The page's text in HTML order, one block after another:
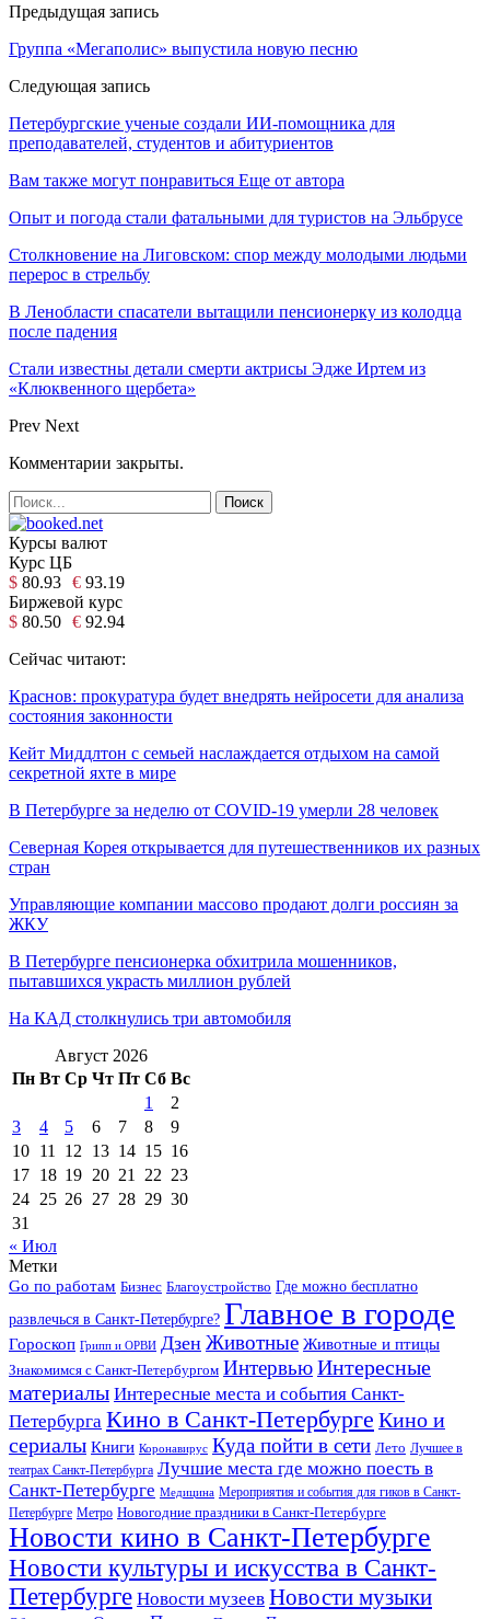
Предыдущая запись
Группа «Мегаполис» выпустила новую песню
Следующая запись
Петербургские ученые создали ИИ-помощника для
преподавателей, студентов и абитуриентов
Вам также могут понравиться Еще от автора
Опыт и погода стали фатальными для туристов на Эльбрусе
Столкновение на Лиговском: спор между молодыми людьми
перерос в стрельбу
В Ленобласти спасатели вытащили пенсионерку из колодца
после падения
Стали известны детали смерти актрисы Эдже Иртем из
«Клюквенного щербета»
Prev Next
Комментарии закрыты.
Курсы валют
Курс ЦБ
$ 80.93 € 93.19
Биржевой курс
$ 80.50 € 92.94
Сейчас читают:
Краснов: прокуратура будет внедрять нейросети для анализа
состояния законности
Кейт Миддлтон с семьей наслаждается отдыхом на самой
секретной яхте в мире
В Петербурге за неделю от COVID-19 умерли 28 человек
Северная Корея открывается для путешественников их разных
стран
Управляющие компании массово продают долги россиян за
ЖКУ
В Петербурге пенсионерка обхитрила мошенников,
пытавшихся украсть миллион рублей
На КАД столкнулись три автомобиля
Август 2026
Пн Вт Ср Чт Пт Сб Вс
1
2
3
4 5 6 7 8
9
10 11 12 13 14 15 16
17 18 19 20 21 22 23
24 25 26 27 28 29 30
31
« Июл
Метки
Go по работам Бизнес Благоустройство Где можно бесплатно
развлечься в Санкт-Петербурге? Главное в городе
Гороскоп Грипп и ОРВИ Дзен Животные Животные и птицы
Знакомимся с Санкт-Петербургом ИнтервьюИнтересные
материалы Интересные места и события Санкт-
Петербурга Кино в Санкт-Петербурге Кино и
сериалы Книги Коронавирус Куда пойти в сети Лето Лучшее в
театрах Санкт-Петербурга Лучшие места где можно поесть в
Санкт-Петербурге Медицина Мероприятия и события для гиков в Санкт-
Петербурге Метро Новогодние праздники в Санкт-Петербурге
Новости кино в Санкт-Петербурге
Новости культуры и искусства в Санкт-
Петербурге Новости музеев Новости музыки